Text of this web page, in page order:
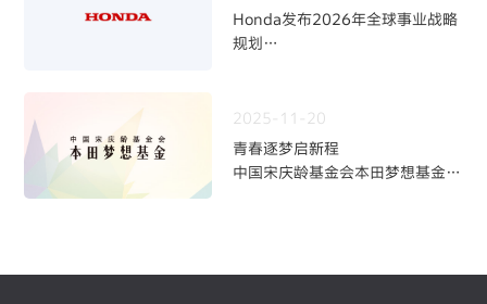
Honda发布2026年全球事业战略
规划
2025-11-20
青春逐梦启新程
中国宋庆龄基金会本田梦想基金第